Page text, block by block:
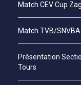
Match CEV Cup
Match TVB/SNVBA
Présentation
Tours